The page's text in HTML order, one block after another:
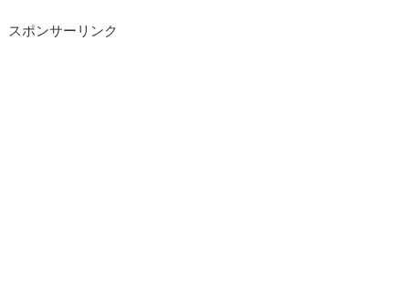
スポンサーリンク